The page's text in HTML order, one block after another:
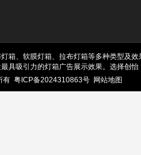
箱、软膜灯箱、拉布灯箱等多种类型及
具吸引力的灯箱广告展示效果。选择创怡
有 粤ICP备2024310863号 网站地图